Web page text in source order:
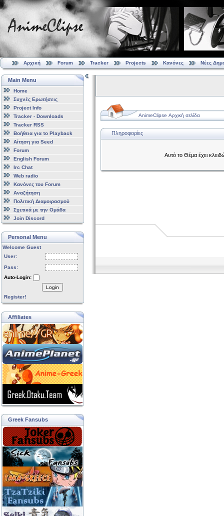
Αρχική Forum Tracker Projects Κανόνες Νέες
Main Menu
Home
Συχνές Ερωτήσεις
Project Info
Tracker - Downloads
Tracker RSS
Βοήθεια για το Playback
Αίτηση για Seed
Forum
English Forum
Irc Chat
Web radio
Κανόνες του Forum
Αναζήτηση
Πολιτική Διαμοιρασμού
Σχετικά με την Ομάδα
Join Discord
Personal Menu
Welcome Guest
User:
Pass:
Auto-Login:
Login
Register!
Affiliates
Greek Fansubs
AnimeClipse Αρχική σελίδα
Πληροφορίες
Αυτό το Θέμα έχει